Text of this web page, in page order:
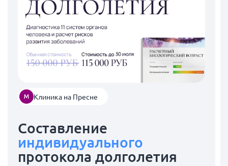
Клиника на Пресне
Составление
индивидуального
протокола долголетия